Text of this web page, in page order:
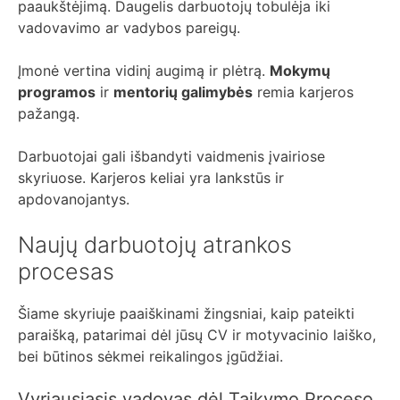
paaukštėjimą. Daugelis darbuotojų tobulėja iki
vadovavimo ar vadybos pareigų.
Įmonė vertina vidinį augimą ir plėtrą. Mokymų
programos ir mentorių galimybės remia karjeros
pažangą.
Darbuotojai gali išbandyti vaidmenis įvairiose
skyriuose. Karjeros keliai yra lankstūs ir
apdovanojantys.
Naujų darbuotojų atrankos
procesas
Šiame skyriuje paaiškinami žingsniai, kaip pateikti
paraišką, patarimai dėl jūsų CV ir motyvacinio laiško,
bei būtinos sėkmei reikalingos įgūdžiai.